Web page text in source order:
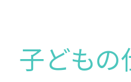
子どもの